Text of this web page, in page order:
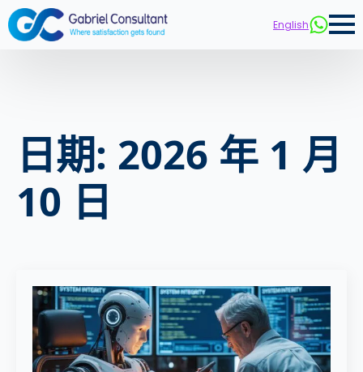
English
日期: 2026 年 1 月
10 日